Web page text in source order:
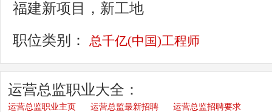
福建新项目，新工地
职位类别： 总千亿(中国)工程师
运营总监职业大全：
运营总监职业主页 运营总监最新招聘 运营总监招聘要求